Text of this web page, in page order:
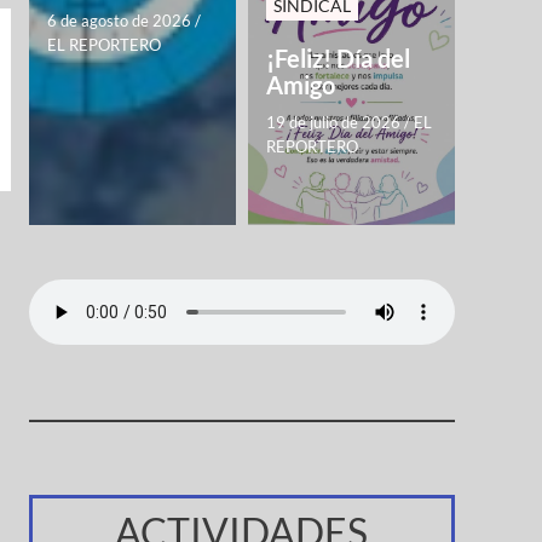
6 de agosto de 2026/
EL REPORTERO
SINDICAL
¡Feliz! Día del
Amigo
19 de julio de 2026/EL
REPORTERO
ACTIVIDADES